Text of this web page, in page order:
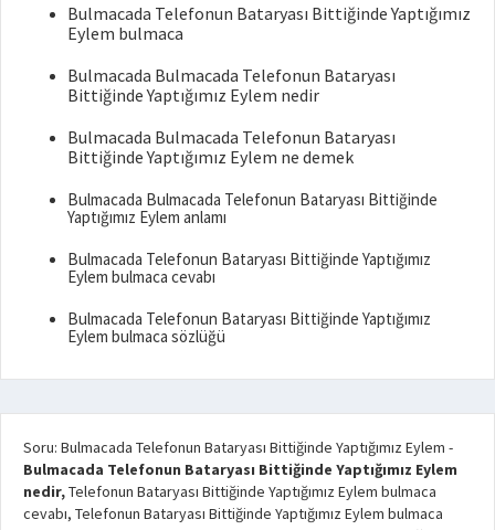
Bulmacada Telefonun Bataryası Bittiğinde Yaptığımız
Eylem bulmaca
Bulmacada Bulmacada Telefonun Bataryası
Bittiğinde Yaptığımız Eylem nedir
Bulmacada Bulmacada Telefonun Bataryası
Bittiğinde Yaptığımız Eylem ne demek
Bulmacada Bulmacada Telefonun Bataryası Bittiğinde
Yaptığımız Eylem anlamı
Bulmacada Telefonun Bataryası Bittiğinde Yaptığımız
Eylem bulmaca cevabı
Bulmacada Telefonun Bataryası Bittiğinde Yaptığımız
Eylem bulmaca sözlüğü
Soru: Bulmacada Telefonun Bataryası Bittiğinde Yaptığımız Eylem -
Bulmacada Telefonun Bataryası Bittiğinde Yaptığımız Eylem
nedir,Telefonun Bataryası Bittiğinde Yaptığımız Eylem bulmaca
cevabı, Telefonun Bataryası Bittiğinde Yaptığımız Eylem bulmaca